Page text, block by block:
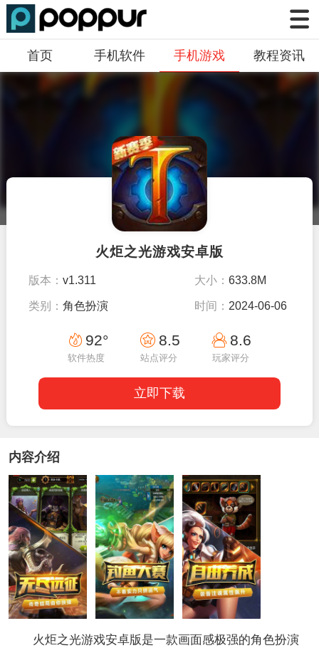
首页 手机软件 手机游戏 教程资讯
火炬之光游戏安卓版
版本：v1.311 大小：633.8M
类别：角色扮演 时间： 2024-06-06
17:17:17
92°
软件热度
8.5
站点评分
8.6
玩家评分
立即下载
内容介绍
火炬之光游戏安卓版是一款画面感极强的角色扮演